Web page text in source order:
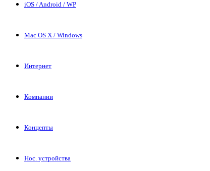
iOS / Android / WP
Mac OS X / Windows
Интернет
Компании
Концепты
Нос. устройства